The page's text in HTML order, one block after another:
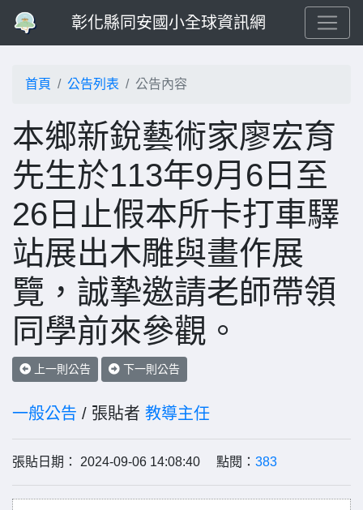
彰化縣同安國小全球資訊網
首頁 公告列表 公告內容
本鄉新銳藝術家廖宏育
先生於113年9月6日至
26日止假本所卡打車驛
站展出木雕與畫作展
覽，誠摯邀請老師帶領
同學前來參觀。
上一則公告 下一則公告
一般公告 / 張貼者 教導主任
張貼日期： 2024-09-06 14:08:40 點閱： 383